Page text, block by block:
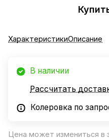
ХарактеристикиОписание
В наличии
Рассчитать
Колеровка по
Цена может измениться в